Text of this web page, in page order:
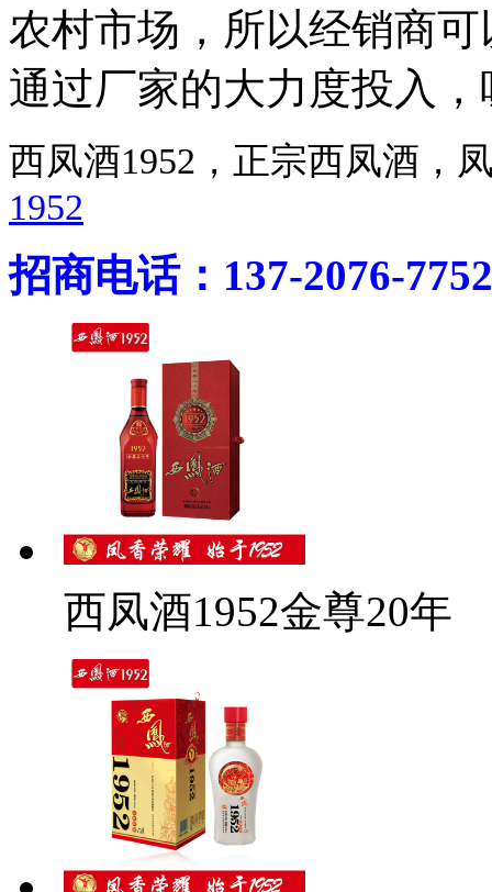
农村市场，所以经销商
通过厂家的大力度投入
西凤酒1952，正宗西凤酒
1952
招商电话：137-2076-7752
西凤酒1952金尊20年